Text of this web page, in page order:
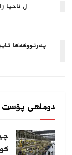
ل ناحیا
په‌رتووكه‌كا
دوماهی پۆست